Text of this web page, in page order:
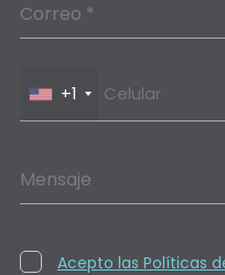
Correo *
+1
Mensaje
Acepto las Políticas